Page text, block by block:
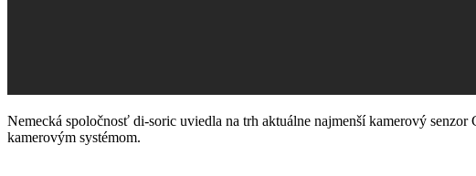
Nemecká spoločnosť di-soric uviedla na trh aktuálne najmenší kamerový
kamerovým systémom.